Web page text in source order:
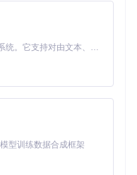
服务，无需任何部署
的服务器
al/ALL-about-R
务端点，准备生成自定
MiniMax H3 是一个通用的全模态生成系统。它支持对由文本、图像、视频和音频组成的多模态上下文进行统一理解，并能生成分辨率高达 2K、时长可达 15 秒的带原生立体声音频的视频。得益于面向任务泛化的系统设计，H3 在预训练阶段就已具备广泛的多模态上下文理解与生成能力，能够出色地执行复杂的多模态指令。
型训练数据合成框架